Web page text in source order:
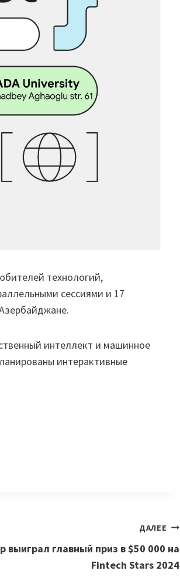
технологий,
сессиями и 17
интеллект и машинное
интерактивные
ДАЛЕЕ
выиграл главный приз в $50 000 на
Fintech Stars 2024